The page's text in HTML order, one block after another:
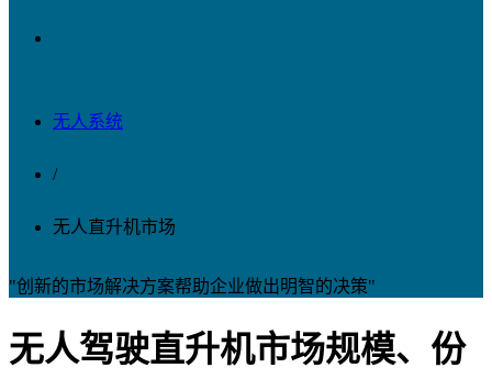
无人系统
/
无人直升机市场
"创新的市场解决方案帮助企业做出明智的决策"
无人驾驶直升机市场规模、份